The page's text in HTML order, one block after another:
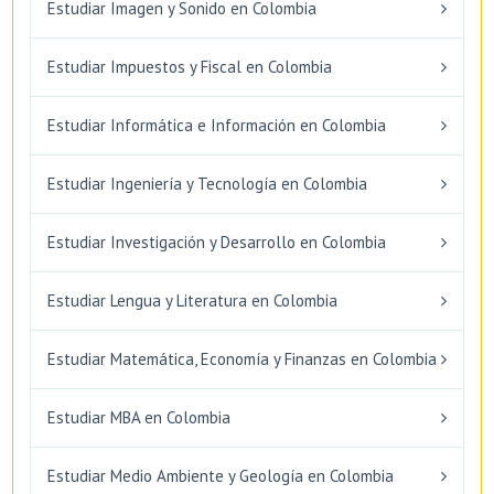
Estudiar Imagen y Sonido en Colombia
Estudiar Impuestos y Fiscal en Colombia
Estudiar Informática e Información en Colombia
Estudiar Ingeniería y Tecnología en Colombia
Estudiar Investigación y Desarrollo en Colombia
Estudiar Lengua y Literatura en Colombia
Estudiar Matemática, Economía y Finanzas en Colombia
Estudiar MBA en Colombia
Estudiar Medio Ambiente y Geología en Colombia